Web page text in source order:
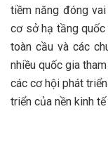
tiềm năng đóng
cơ sở hạ tầng
toàn cầu và các
nhiều quốc gia
các cơ hội phát
triển của nền kinh